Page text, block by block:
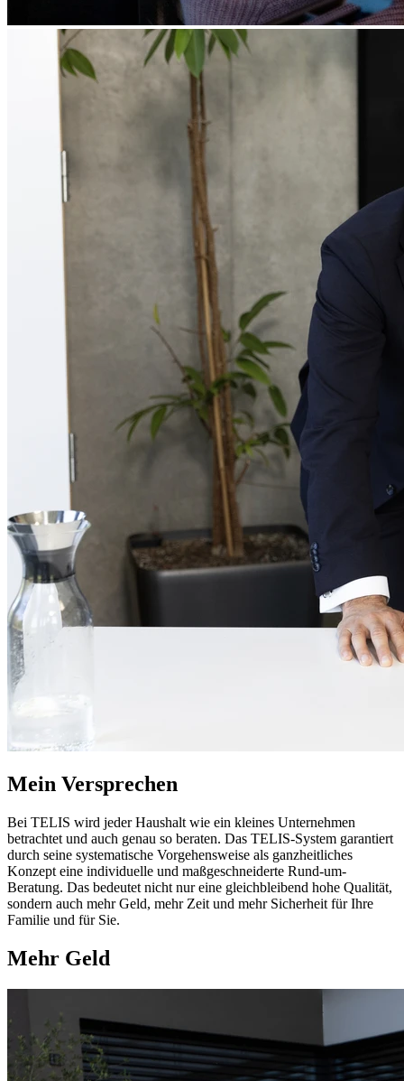
Mein Versprechen
Bei TELIS wird jeder Haushalt wie ein kleines Unternehmen
betrachtet und auch genau so beraten. Das TELIS-System garantiert
durch seine systematische Vorgehensweise als ganzheitliches
Konzept eine individuelle und maßgeschneiderte Rund-um-
Beratung. Das bedeutet nicht nur eine gleichbleibend hohe Qualität,
sondern auch mehr Geld, mehr Zeit und mehr Sicherheit für Ihre
Familie und für Sie.
Mehr Geld